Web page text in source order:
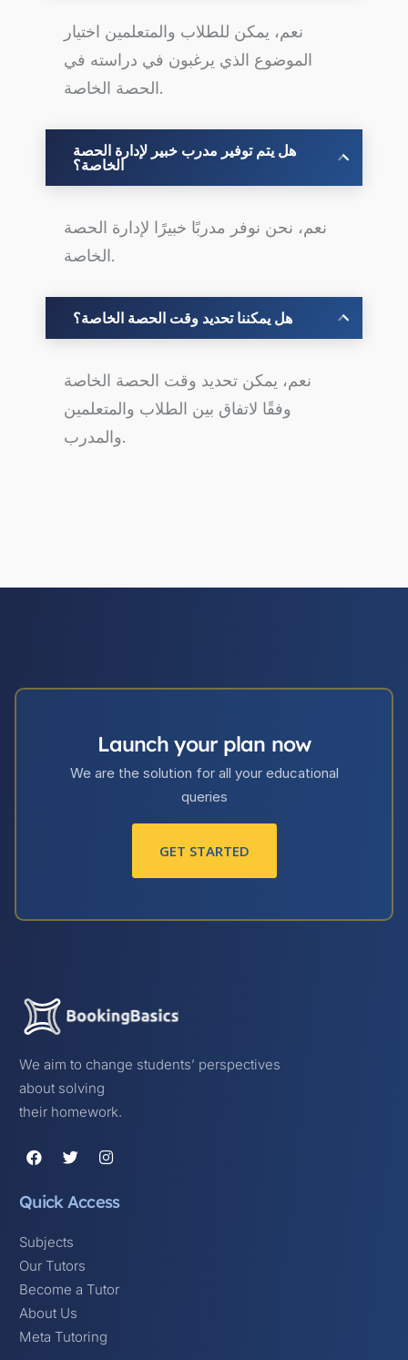
نعم، يمكن للطلاب والمتعلمين اختيار
الموضوع الذي يرغبون في دراسته في
الحصة الخاصة.
هل يتم توفير مدرب خبير لإدارة الحصة
الخاصة؟
نعم، نحن نوفر مدربًا خبيرًا لإدارة الحصة
الخاصة.
هل يمكننا تحديد وقت الحصة الخاصة؟
نعم، يمكن تحديد وقت الحصة الخاصة
وفقًا لاتفاق بين الطلاب والمتعلمين
والمدرب.
Launch your plan now
We are the solution for all your educational
queries
GET STARTED
We aim to change students’ perspectives
about solving
their homework.
Quick Access
Subjects
Our Tutors
Become a Tutor
About Us
Meta Tutoring